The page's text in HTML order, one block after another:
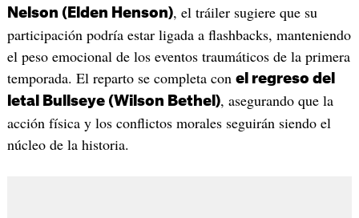
Nelson (Elden Henson), el tráiler sugiere que su
participación podría estar ligada a flashbacks, manteniendo
el peso emocional de los eventos traumáticos de la primera
temporada. El reparto se completa con el regreso del
letal Bullseye (Wilson Bethel), asegurando que la
acción física y los conflictos morales seguirán siendo el
núcleo de la historia.